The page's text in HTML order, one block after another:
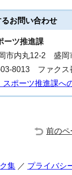
お問い合わせ
ーツ推進課
市内丸12-2 盛岡
8013 ファクス
ポーツ推進課へ
前のペ
集 プライバシ